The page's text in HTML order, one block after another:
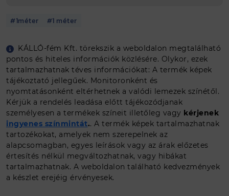
Tovább a tervezőbe
#1méter #1 méter
KÁLLÓ-fém Kft. törekszik a weboldalon megtalálható
pontos és hiteles információk közlésére. Olykor, ezek
tartalmazhatnak téves információkat: A termék képek
tájékoztató jellegűek. Monitoronként és
nyomtatásonként eltérhetnek a valódi lemezek színétől.
Kérjük a rendelés leadása előtt tájékozódjanak
személyesen a termékek színeit illetőleg vagy kérjenek
ingyenes színmintát.. A termék képek tartalmazhatnak
tartozékokat, amelyek nem szerepelnek az
alapcsomagban, egyes leírások vagy az árak előzetes
értesítés nélkül megváltozhatnak, vagy hibákat
tartalmazhatnak. A weboldalon található kedvezmények
a készlet erejéig érvényesek.